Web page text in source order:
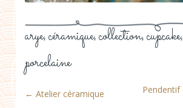
arye, céramique, collection, cupcake,
porcelaine
← Atelier céramique Pendentif